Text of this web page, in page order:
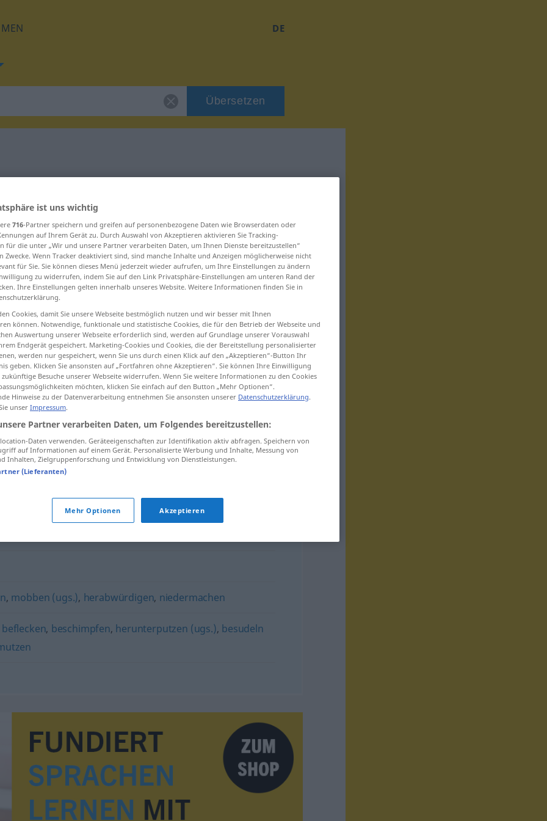
DE
Übersetzen
für "abwerten"
, mobben (ugs.), herabwürdigen, niedermachen
beflecken, beschimpfen, herunterputzen (ugs.), besudeln
ist uns wichtig
716-Partner speichern und greifen auf personenbezogene Daten wie Browserdaten oder
auf Ihrem Gerät zu. Durch Auswahl von Akzeptieren aktivieren Sie Tracking-
für die unter „Wir und unsere Partner verarbeiten Daten, um Ihnen Dienste bereitzustellen“
Zwecke. Wenn Tracker deaktiviert sind, sind manche Inhalte und Anzeigen möglicherweise nicht
für Sie. Sie können dieses Menü jederzeit wieder aufrufen, um Ihre Einstellungen zu ändern
zu widerrufen, indem Sie auf den Link Privatsphäre-Einstellungen am unteren Rand der
Ihre Einstellungen gelten innerhalb unseres Website. Weitere Informationen finden Sie in
Cookies, damit Sie unsere Webseite bestmöglich nutzen und wir besser mit Ihnen
können. Notwendige, funktionale und statistische Cookies, die für den Betrieb der Webseite und
Auswertung unserer Webseite erforderlich sind, werden auf Grundlage unserer Vorauswahl
Endgerät gespeichert. Marketing-Cookies und Cookies, die der Bereitstellung personalisierter
werden nur gespeichert, wenn Sie uns durch einen Klick auf den „Akzeptieren“-Button Ihr
geben. Klicken Sie ansonsten auf „Fortfahren ohne Akzeptieren“. Sie können Ihre Einwilligung
Besuche unserer Webseite widerrufen. Wenn Sie weitere Informationen zu den Cookies
möchten, klicken Sie einfach auf den Button „Mehr Optionen“.
Hinweise zu der Datenverarbeitung entnehmen Sie ansonsten unserer Datenschutzerklärung.
unser Impressum.
Partner verarbeiten Daten, um Folgendes bereitzustellen:
Daten verwenden. Geräteeigenschaften zur Identifikation aktiv abfragen. Speichern von
auf Informationen auf einem Gerät. Personalisierte Werbung und Inhalte, Messung von
Inhalten, Zielgruppenforschung und Entwicklung von Dienstleistungen.
(Lieferanten)
Mehr Optionen Akzeptieren